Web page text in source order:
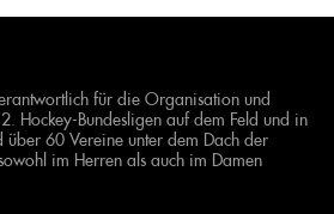
für die Organisation und
Hockey-Bundesligen auf dem Feld und in
über 60 Vereine unter dem Dach der
im Herren als auch im Damen